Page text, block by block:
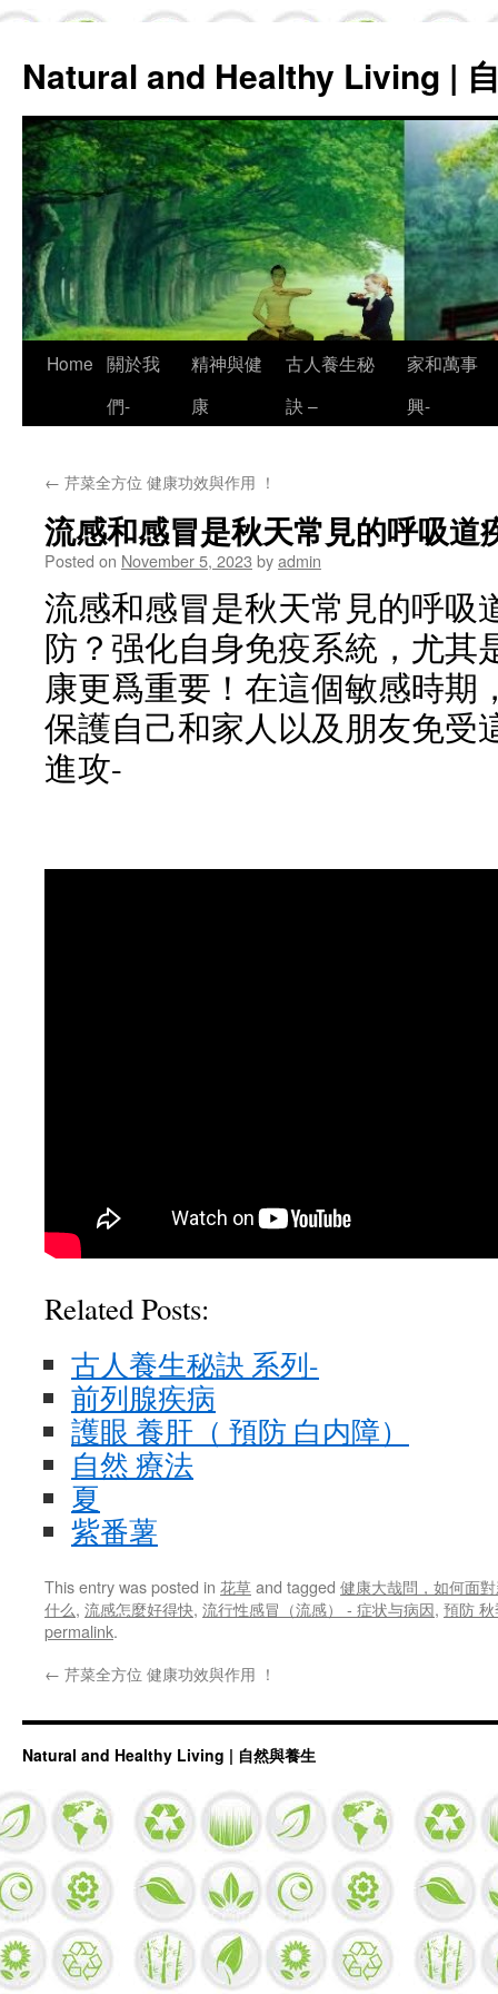
Natural and Healthy Living |
Skip
Home 關於我
們-
精神與健
康
古人養生秘
訣 –
家和萬事
興-
← 芹菜全方位 健康功效與作用 ！
流感和感冒是秋天常見的呼吸道
Posted on November 5, 2023 byadmin
流感和感冒是秋天常見的呼吸
防？强化自身免疫系統，尤其
康更爲重要！在這個敏感時期
保護自己和家人以及朋友免受
進攻-
Related Posts:
古人養生秘訣 系列-
前列腺疾病
護眼 養肝（ 預防 白内障）
自然 療法
夏
紫番薯
This entry was posted in 花草and tagged 健康大哉問，如何面
什么, 流感怎麼好得快, 流行性感冒（流感） - 症状与病因, 預防
permalink.
← 芹菜全方位 健康功效與作用 ！
Natural and Healthy Living | 自然與養生